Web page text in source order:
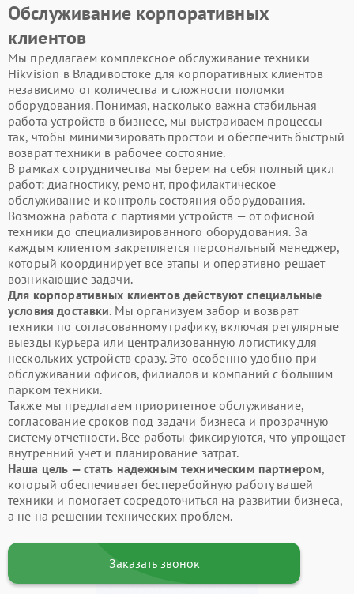
Обслуживание корпоративных
клиентов
Мы предлагаем комплексное обслуживание техники
Hikvision в Владивостоке для корпоративных клиентов
независимо от количества и сложности поломки
оборудования. Понимая, насколько важна стабильная
работа устройств в бизнесе, мы выстраиваем процессы
так, чтобы минимизировать простои и обеспечить быстрый
возврат техники в рабочее состояние.
В рамках сотрудничества мы берем на себя полный цикл
работ: диагностику, ремонт, профилактическое
обслуживание и контроль состояния оборудования.
Возможна работа с партиями устройств — от офисной
техники до специализированного оборудования. За
каждым клиентом закрепляется персональный менеджер,
который координирует все этапы и оперативно решает
возникающие задачи.
Для корпоративных клиентов действуют специальные
условия доставки. Мы организуем забор и возврат
техники по согласованному графику, включая регулярные
выезды курьера или централизованную логистику для
нескольких устройств сразу. Это особенно удобно при
обслуживании офисов, филиалов и компаний с большим
парком техники.
Также мы предлагаем приоритетное обслуживание,
согласование сроков под задачи бизнеса и прозрачную
систему отчетности. Все работы фиксируются, что упрощает
внутренний учет и планирование затрат.
Наша цель — стать надежным техническим партнером,
который обеспечивает бесперебойную работу вашей
техники и помогает сосредоточиться на развитии бизнеса,
а не на решении технических проблем.
Заказать звонок